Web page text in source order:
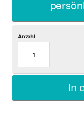
Anzahl
In